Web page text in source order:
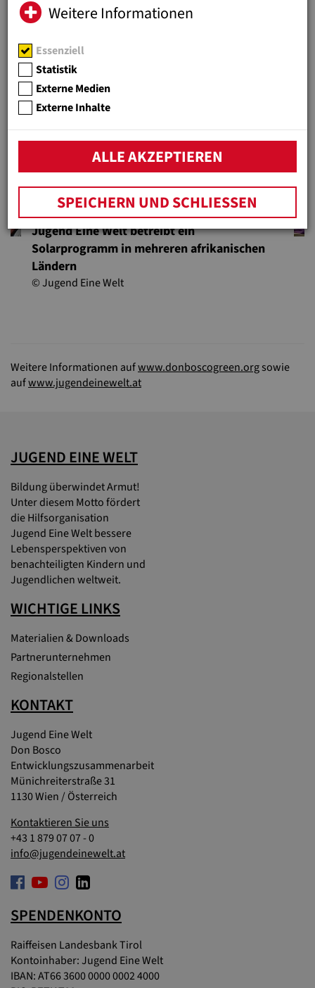
Don Boscos und Don Bosco Schwestern sind in mehr als 130
Ländern vertreten und erreichen in enger Zusammenarbeit
mit NGOs und Laienorganisationen Millionen junge
Menschen.
Jugend Eine Welt betreibt ein
Solarprogramm in mehreren afrikanischen
Ländern
© Jugend Eine Welt
Previous
Weitere Informationen aufwww.donboscogreen.orgsowie
aufwww.jugendeinewelt.at
JUGEND EINE WELT
Bildung überwindet Armut!
Unter diesem Motto fördert
die Hilfsorganisation
Jugend Eine Welt bessere
Lebensperspektiven von
benachteiligten Kindern und
Jugendlichen weltweit.
WICHTIGE LINKS
Materialien & Downloads
Partnerunternehmen
Regionalstellen
KONTAKT
Jugend Eine Welt
Don Bosco
Entwicklungszusammenarbeit
Münichreiterstraße 31
1130 Wien / Österreich
Kontaktieren Sie uns
+43 1 879 07 07 - 0
info@jugendeinewelt.at
SPENDENKONTO
Raiffeisen Landesbank Tirol
Kontoinhaber: Jugend Eine Welt
IBAN: AT66 3600 0000 0002 4000
Weitere Informationen
Essenziell
Statistik
Externe Medien
Externe Inhalte
ALLE AKZEPTIEREN
SPEICHERN UND SCHLIESSEN